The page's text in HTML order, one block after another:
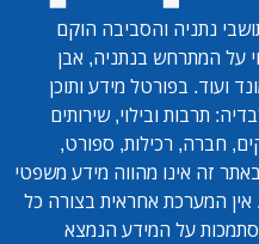
נתניה והסביבה הוקם
על המתרחש בנתניה, אבן
ועוד. בפורטל מידע ותוכן
תרבות ובילוי, שירותים
חברה, רכילות, ספורט,
זה אינו מהווה מידע משפטי
אין המערכת אחראית בצורה כל
על המידע הנמצא